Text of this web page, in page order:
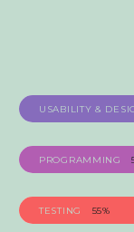
USABILITY &
PROGRAMMING
TESTING 55%